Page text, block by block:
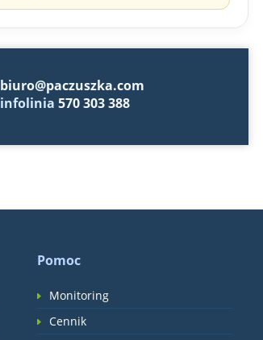
biuro@paczuszka.com
infolinia 570 303 388
Pomoc
Monitoring
Cennik